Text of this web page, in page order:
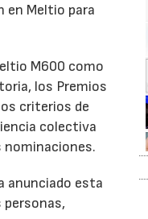
en Meltio para
M600 como
los Premios
criterios de
colectiva
nominaciones.
anunciado esta
personas,